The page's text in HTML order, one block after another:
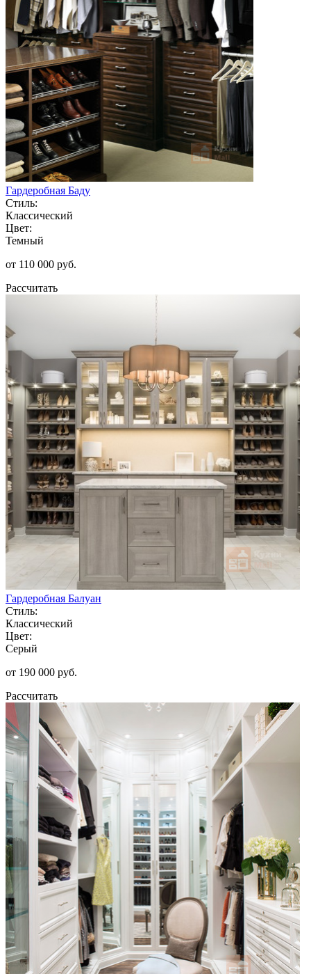
Гардеробная Баду
Стиль:
Классический
Цвет:
Темный
от 110 000 руб.
Рассчитать
Гардеробная Балуан
Стиль:
Классический
Цвет:
Серый
от 190 000 руб.
Рассчитать